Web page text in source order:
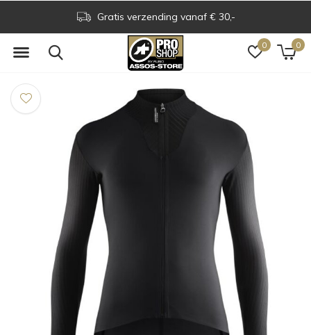
0 0
Gratis verzending vanaf € 30,-